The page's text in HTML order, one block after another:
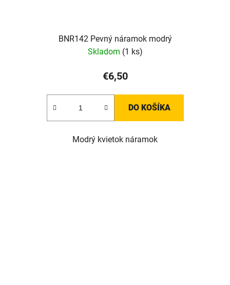
BNR142 Pevný náramok modrý
Skladom (1 ks)
€6,50
DO KOŠÍKA
Modrý kvietok náramok